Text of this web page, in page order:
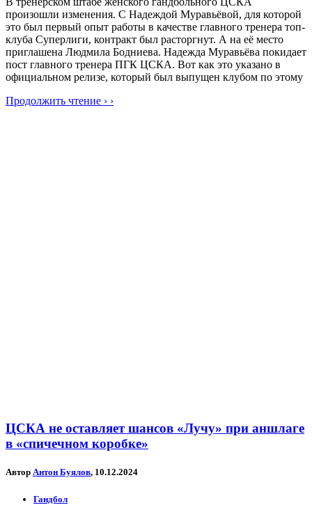
произошли изменения. С Надеждой Муравьёвой, для которой
это был первый опыт работы в качестве главного тренера топ-
клуба Суперлиги, контракт был расторгнут. А на её место
приглашена Людмила Бодниева. Надежда Муравьёва покидает
пост главного тренера ПГК ЦСКА. Вот как это указано в
официальном релизе, который был выпущен клубом по этому
Продолжить чтение › ›
ЦСКА не оставляет шансов «Лучу» при аншлаге
в «спичечном коробке»
Автор Антон Буялов, 10.12.2024
Гандбол